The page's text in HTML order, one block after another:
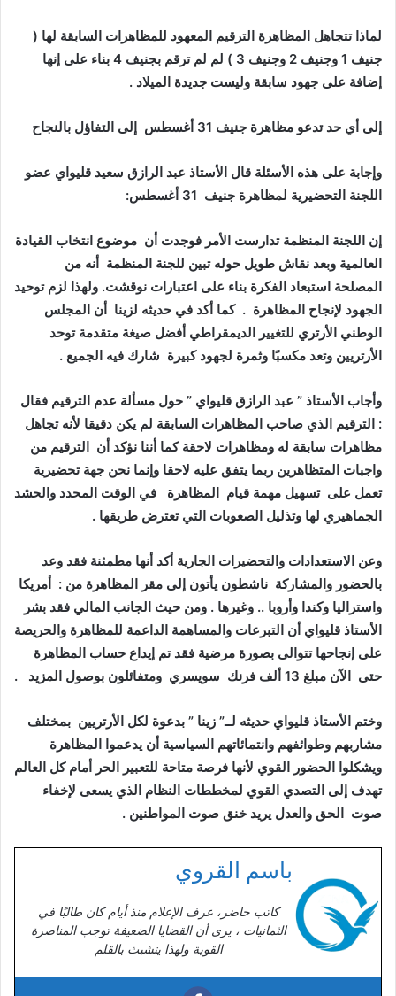
لماذا تتجاهل المظاهرة الترقيم المعهود للمظاهرات السابقة لها (
جنيف 1 وجنيف 2 وجنيف 3 ) لم لم ترقم بجنيف 4 بناء على إنها
إضافة على جهود سابقة وليست جديدة الميلاد .
إلى أي حد تدعو مظاهرة جنيف 31 أغسطس إلى التفاؤل بالنجاح
وإجابة على هذه الأسئلة قال الأستاذ عبد الرازق سعيد قليواي عضو
اللجنة التحضيرية لمظاهرة جنيف 31 أغسطس:
إن اللجنة المنظمة تدارست الأمر فوجدت أن موضوع انتخاب القيادة
العالمية وبعد نقاش طويل حوله تبين للجنة المنظمة أنه من
المصلحة استبعاد الفكرة بناء على اعتبارات نوقشت. ولهذا لزم توحيد
الجهود لإنجاح المظاهرة . كما أكد في حديثه لزينا أن المجلس
الوطني الأرتري للتغيير الديمقراطي أفضل صيغة متقدمة توحد
الأرتريين وتعد مكسبًا وثمرة لجهود كبيرة شارك فيه الجميع .
وأجاب الأستاذ ” عبد الرازق قليواي ” حول مسألة عدم الترقيم فقال
: الترقيم الذي صاحب المظاهرات السابقة لم يكن دقيقا لأنه تجاهل
مظاهرات سابقة له ومظاهرات لاحقة كما أننا نؤكد أن الترقيم من
واجبات المتظاهرين ربما يتفق عليه لاحقا وإنما نحن جهة تحضيرية
تعمل على تسهيل مهمة قيام المظاهرة في الوقت المحدد والحشد
الجماهيري لها وتذليل الصعوبات التي تعترض طريقها .
وعن الاستعدادات والتحضيرات الجارية أكد أنها مطمئنة فقد وعد
بالحضور والمشاركة ناشطون يأتون إلى مقر المظاهرة من : أمريكا
واستراليا وكندا وأروبا .. وغيرها . ومن حيث الجانب المالي فقد بشر
الأستاذ قليواي أن التبرعات والمساهمة الداعمة للمظاهرة والحريصة
على إنجاحها تتوالى بصورة مرضية فقد تم إيداع حساب المظاهرة
حتى الآن مبلغ 13 ألف فرنك سويسري ومتفائلون بوصول المزيد .
وختم الأستاذ قليواي حديثه لــ” زينا ” بدعوة لكل الأرتريين بمختلف
مشاربهم وطوائفهم وانتمائاتهم السياسية أن يدعموا المظاهرة
ويشكلوا الحضور القوي لأنها فرصة متاحة للتعبير الحر أمام كل العالم
تهدف إلى التصدي القوي لمخططات النظام الذي يسعى لإخفاء
صوت الحق والعدل يريد خنق صوت المواطنين .
باسم القروي
كاتب حاضر، عرف الإعلام منذ أيام كان طالبًا في
الثمانيات ، يرى أن القضايا الضعيفة توجب المناصرة
القوية ولهذا يتشبث بالقلم